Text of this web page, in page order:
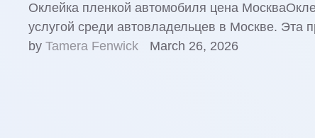
Оклейка пленкой автомобиля цена
услугой среди автовладельцев в Москве. Эта
by Tamera Fenwick March 26, 2026